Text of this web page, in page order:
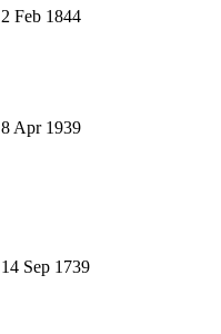
2 Feb 1844
8 Apr 1939
14 Sep 1739